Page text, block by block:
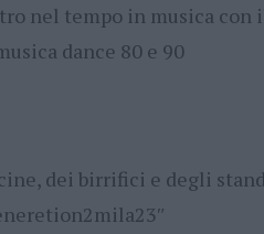
nel tempo in musica con
dance 80 e 90
dei birrifici e degli